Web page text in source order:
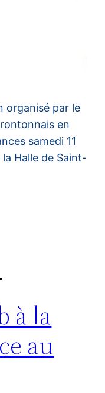
organisé par le
en
samedi 11
Halle de Saint-
à la
au